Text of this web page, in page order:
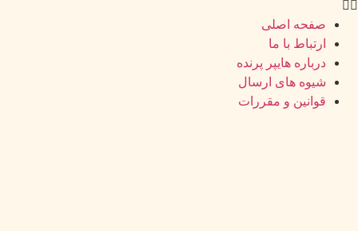
صفحه اصلی
ارتباط با ما
درباره هایپر پرنده
شیوه های ارسال
قوانین و مقررات